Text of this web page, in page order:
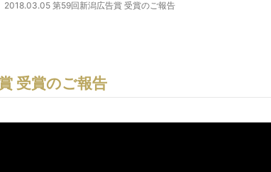
2018.03.05 第59回新潟広告賞 受賞のご報告
受賞のご報告